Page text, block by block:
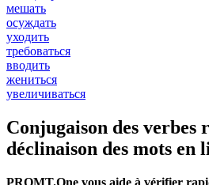
мешать
осуждать
уходить
требоваться
вводить
жениться
увеличиваться
Conjugaison des verbes
déclinaison des mots en
PROMT.One vous aide à vérifier